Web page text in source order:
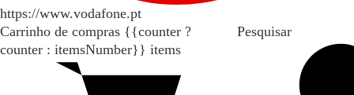
https://www.vodafone.pt
Carrinho de compras {{counter ?
counter : itemsNumber}} items
Pesquisar